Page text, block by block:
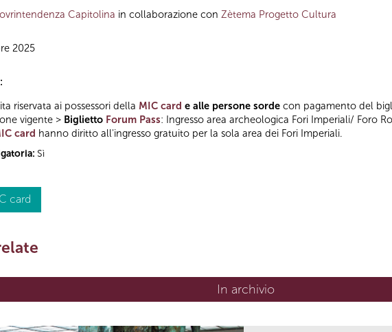
Capitolina in collaborazione con Zètema Progetto Cultura
2025
riservata ai possessori della MIC card e alle persone sorde con pagamento del
vigente > Biglietto Forum Pass: Ingresso area archeologica Fori Imperiali/ Foro
card hanno diritto all'ingresso gratuito per la sola area dei Fori Imperiali.
Sì
card
In archivio